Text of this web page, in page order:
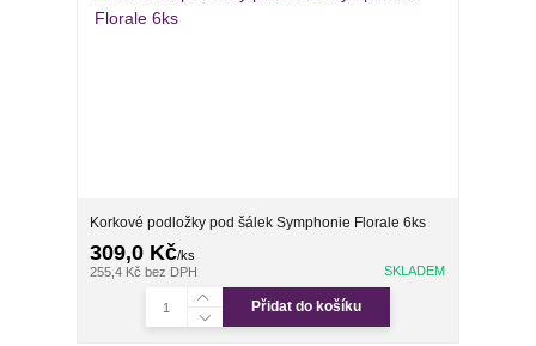
Korkové podložky pod šálek Symphonie Florale 6ks
309,0 Kč/ks
255,4 Kčbez DPH SKLADEM
Přidat do košíku